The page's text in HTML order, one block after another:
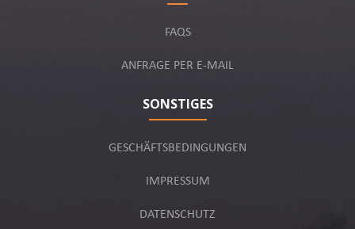
FAQS
ANFRAGE PER E-MAIL
SONSTIGES
GESCHÄFTSBEDINGUNGEN
IMPRESSUM
DATENSCHUTZ